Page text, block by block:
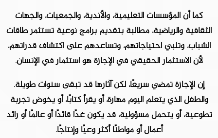
كما أن المؤسسات التعليمية، والأندية، والجمعيات، والجهات
الثقافية والرياضية، مطالبة بتقديم برامج نوعية تستثمر طاقات
الشباب، وتلبي احتياجاتهم، وتساعدهم على اكتشاف قدراتهم،
لأن الاستثمار الحقيقي في الإجازة هو استثمار في الإنسان.
إن الإجازة تمضي سريعًا، لكن آثارها قد تبقى سنوات طويلة.
والطفل الذي يتعلم اليوم مهارة، أو يقرأ كتابًا، أو يخوض تجربة
تطوعية، أو يتحمل مسؤولية، قد يكون غدًا قائدًا أو عالمًا أو رائد
أعمال أو مواطنًا أكثر وعيًا وإنتاجًا.